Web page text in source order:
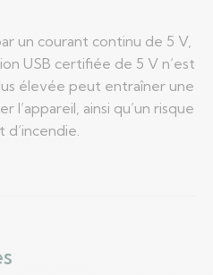
un courant continu de 5 V,
USB certifiée de 5 V n’est
élevée peut entraîner une
ainsi qu’un risque